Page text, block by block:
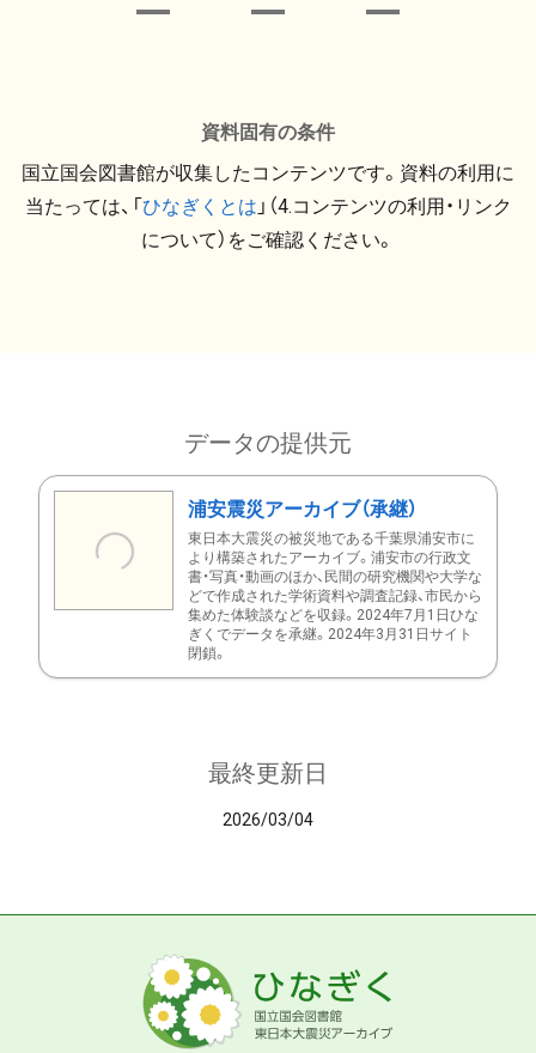
資料固有の条件
国立国会図書館が収集したコンテンツです。資料の利用に
当たっては、「ひなぎくとは 」（4.コンテンツの利用・リンク
について）をご確認ください。
データの提供元
浦安震災アーカイブ（承継）
東日本大震災の被災地である千葉県浦安市に
より構築されたアーカイブ。浦安市の行政文
書・写真・動画のほか、民間の研究機関や大学な
どで作成された学術資料や調査記録、市民から
集めた体験談などを収録。2024年7月1日ひな
ぎくでデータを承継。2024年3月31日サイト
閉鎖。
最終更新日
2026/03/04